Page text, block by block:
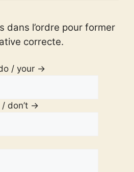
dans l’ordre pour former
correcte.
/ your →
don’t →